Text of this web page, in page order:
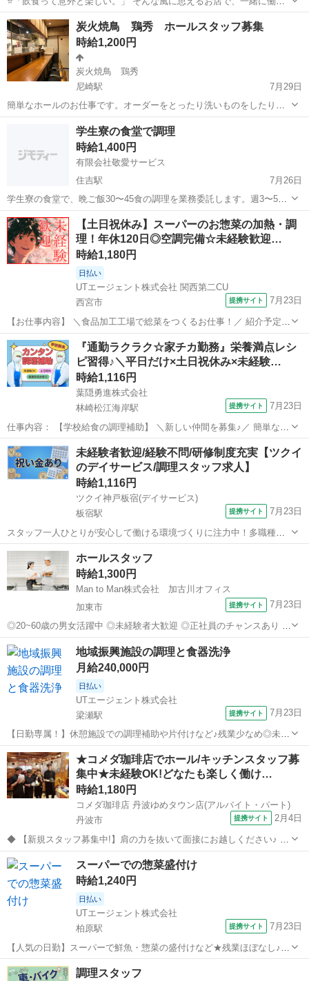
ませんか？ 「飲食は初めてだから不安…」 そんな方でも大丈夫。 最
初は洗い物や盛り付けなど、 本当に簡単なお仕事からスタートしま
す！ 先...
兵庫 南あわじ市 三ノ宮駅 スタッフ
炭火焼鳥 鶏秀 ホールスタッフ募集
時給1,200円
炭火焼鳥 鶏秀
尼崎駅
7月29日
簡単なホールのお仕事です。オーダーをとったり洗いものをしたりド
リンクを作ったり等です。 ※調理、調理補助はありません。 カウンタ
ーとテーブル一卓のこじんまりしたお店です！ 美味しいまかないあり
ます。 随時、昇給あり！ 交通...
尼崎市 尼崎駅 居酒屋 スタッフ
学生寮の食堂で調理
時給1,400円
有限会社敬愛サービス
住吉駅
7月26日
学生寮の食堂で、晩ご飯30〜45食の調理を業務委託します。週3〜5日
で、15時〜18時の3時間程度です。調理師の免許必須です。他の調理ス
タッフと一緒に調理をお願いします。
兵庫 神戸市 住吉駅 その他
【土日祝休み】スーパーのお惣菜の加熱・調
理！年休120日◎空調完備☆未経験歓迎…
時給1,180円
日払い
UTエージェント株式会社 関西第二CU
西宮市
提携サイト 7月23日
【お仕事内容】 ＼食品加工工場で総菜をつくるお仕事！／ 紹介予定派
遣のお仕事♪ 2ヵ月の派遣契約終了後、双方の合意の上、派遣先での直
接雇用（アルバイト）切り替えを前提としたお仕事です！ ＜具体的に
は…＞ ◆ スーパーなど...
兵庫 西宮市 キッチン
『通勤ラクラク☆家チカ勤務』栄養満点レシ
ピ習得♪＼平日だけ×土日祝休み×未経験…
時給1,116円
葉隠勇進株式会社
林崎松江海岸駅
提携サイト 7月23日
仕事内容： 【学校給食の調理補助】 ＼新しい仲間を募集♪／ 簡単な調
理補助をお願いします。 【1】調理前の打合せ、食材や作業の確認
【2】野菜カット、調味料の計量等仕込 【3】仕込みが終わったら調理
開始 【4】こどもたち...
兵庫 明石市 林崎松江海岸駅 キッチン
未経験者歓迎/経験不問/研修制度充実【ツクイ
のデイサービス/調理スタッフ求人】
時給1,116円
ツクイ神戸板宿(デイサービス)
板宿駅
提携サイト 7月23日
スタッフ一人ひとりが安心して働ける環境づくりに注力中！多職種連
携◎働きやすさも考え、スタッフの声を大切にしています！ ★☆ 働き
やすいメリット多数 ★☆ ＼＼サービス・職種の魅力／／ 食材の硬さ
や大きさなど、お客様の状態...
兵庫 神戸市
ホールスタッフ
時給1,300円
Man to Man株式会社 加古川オフィス
加東市
提携サイト 7月23日
◎20~60歳の男女活躍中 ◎未経験者大歓迎 ◎正社員のチャンスあり !
ゴルフ場の レストランホール業務を 担当します。 接客対応などを お
任せします。 未経験でもしっかりサポートします◎ 【ポイント】 ■
正...
兵庫 加東市 レストラン
地域振興施設の調理と食器洗浄
月給240,000円
日払い
UTエージェント株式会社
梁瀬駅
提携サイト 7月23日
【日勤専属！】休憩施設での調理補助や片付けなど♪残業少なめ◎未経
験在籍中♪ 【デジタルギフト】 赴任での新規ご入社の方に！入社日に
現金化可能なデジタルギフトで2万円分支給♪ 【日払い制度】 利用申し
込み完了後～最短5分で...
兵庫 朝来市 梁瀬駅 その他
★コメダ珈琲店でホール/キッチンスタッフ募
集中★未経験OK!どなたも楽しく働け…
時給1,180円
コメダ珈琲店 丹波ゆめタウン店(アルバイト・パート)
丹波市
提携サイト 2月4日
◆ 【新規スタッフ募集中!】肩の力を抜いて面接にお越しください♪ ◆
喫茶店/カフェ/ファミレス等の飲食アルバイト経験が活かせるお仕事で
す。 未経験からのチャレンジもOK! 面接は経験より人柄や人間性を重
兵庫 その他
スーパーでの惣菜盛付け
時給1,240円
日払い
UTエージェント株式会社
柏原駅
提携サイト 7月23日
【人気の日勤】スーパーで鮮魚・惣菜の盛付けなど★残業ほぼなし♪車
通勤OK◎未経験在籍中！ 【デジタルギフト】 赴任での新規ご入社の
方に！入社日に現金化可能なデジタルギフトで2万円分支給♪ 【日払い
兵庫 丹波市 柏原駅
調理スタッフ